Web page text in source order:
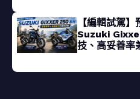
【編輯試駕
Suzuki
技、高妥善率